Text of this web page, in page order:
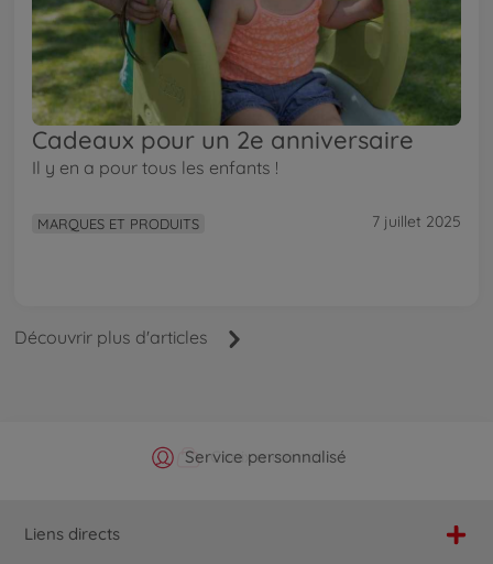
Cadeaux pour un 2e anniversaire
Il y en a pour tous les enfants !
MARQUES ET PRODUITS 7 juillet 2025
Découvrir plus d'articles
Boutique officielle du fabricant
Choix maximal
Service personnalisé
Livraison rapide
Liens directs